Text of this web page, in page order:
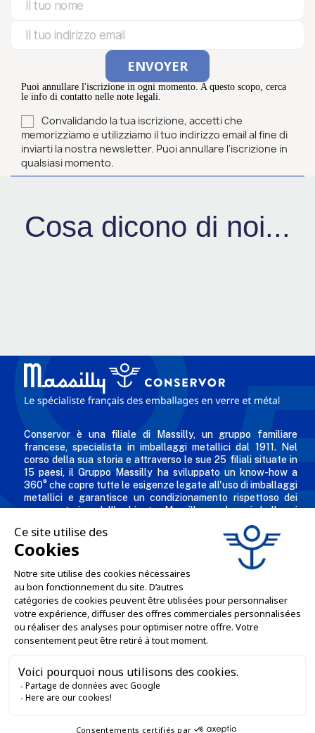
Puoi annullare l'iscrizione in ogni momento. A questo scopo, cerca
le info di contatto nelle note legali.
Convalidando la tua iscrizione, accetti che
memorizziamo e utilizziamo il tuo indirizzo email al fine di
inviarti la nostra newsletter. Puoi annullare l'iscrizione in
qualsiasi momento.
Cosa dicono di noi...
Conservor è una filiale di Massilly, un gruppo familiare
francese, specialista in imballaggi metallici dal 1911. Nel
corso della sua storia e attraverso le sue 25 filiali situate in
15 paesi, il Gruppo Massilly ha sviluppato un know-how a
360° che copre tutte le esigenze legate all'uso di imballaggi
metallici e garantisce un condizionamento rispettoso dei
consumatori e dell'ambiente. Massilly produce imballaggi
metallici riciclabili - come tappi twist-off, scatole per
conserve, aerosol, imballaggi industriali, scatole decorate e
personalizzate per i professionisti dell'industria alimentare,
L'AZIENDA
LE NOSTRE OFFERTE
SERVIZI DI VENDITA ONLINE